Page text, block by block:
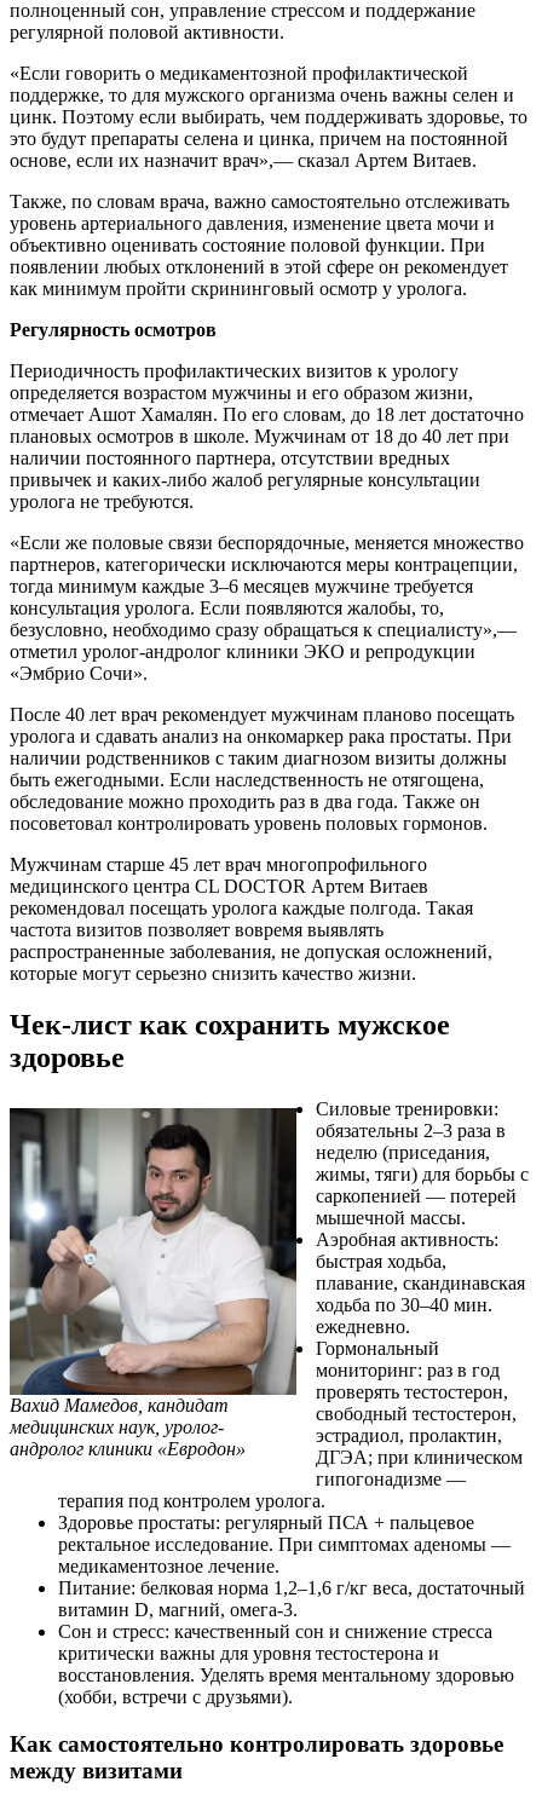
полноценный сон, управление стрессом и поддержание
регулярной половой активности.
«Если говорить о медикаментозной профилактической
поддержке, то для мужского организма очень важны селен и
цинк. Поэтому если выбирать, чем поддерживать здоровье, то
это будут препараты селена и цинка, причем на постоянной
основе, если их назначит врач»,— сказал Артем Витаев.
Также, по словам врача, важно самостоятельно отслеживать
уровень артериального давления, изменение цвета мочи и
объективно оценивать состояние половой функции. При
появлении любых отклонений в этой сфере он рекомендует
как минимум пройти скрининговый осмотр у уролога.
Регулярность осмотров
Периодичность профилактических визитов к урологу
определяется возрастом мужчины и его образом жизни,
отмечает Ашот Хамалян. По его словам, до 18 лет достаточно
плановых осмотров в школе. Мужчинам от 18 до 40 лет при
наличии постоянного партнера, отсутствии вредных
привычек и каких-либо жалоб регулярные консультации
уролога не требуются.
«Если же половые связи беспорядочные, меняется множество
партнеров, категорически исключаются меры контрацепции,
тогда минимум каждые 3–6 месяцев мужчине требуется
консультация уролога. Если появляются жалобы, то,
безусловно, необходимо сразу обращаться к специалисту»,—
отметил уролог-андролог клиники ЭКО и репродукции
«Эмбрио Сочи».
После 40 лет врач рекомендует мужчинам планово посещать
уролога и сдавать анализ на онкомаркер рака простаты. При
наличии родственников с таким диагнозом визиты должны
быть ежегодными. Если наследственность не отягощена,
обследование можно проходить раз в два года. Также он
посоветовал контролировать уровень половых гормонов.
Мужчинам старше 45 лет врач многопрофильного
медицинского центра CL DOCTOR Артем Витаев
рекомендовал посещать уролога каждые полгода. Такая
частота визитов позволяет вовремя выявлять
распространенные заболевания, не допуская осложнений,
которые могут серьезно снизить качество жизни.
Чек-лист как сохранить мужское
здоровье
Вахид Мамедов, кандидат
медицинских наук, уролог-
андролог клиники «Евродон»
Силовые тренировки:
обязательны 2–3 раза в
неделю (приседания,
жимы, тяги) для борьбы с
саркопенией — потерей
мышечной массы.
Аэробная активность:
быстрая ходьба,
плавание, скандинавская
ходьба по 30–40 мин.
ежедневно.
Гормональный
мониторинг: раз в год
проверять тестостерон,
свободный тестостерон,
эстрадиол, пролактин,
ДГЭА; при клиническом
гипогонадизме —
терапия под контролем уролога.
Здоровье простаты: регулярный ПСА + пальцевое
ректальное исследование. При симптомах аденомы —
медикаментозное лечение.
Питание: белковая норма 1,2–1,6 г/кг веса, достаточный
витамин D, магний, омега-3.
Сон и стресс: качественный сон и снижение стресса
критически важны для уровня тестостерона и
восстановления. Уделять время ментальному здоровью
(хобби, встречи с друзьями).
Как самостоятельно контролировать здоровье
между визитами